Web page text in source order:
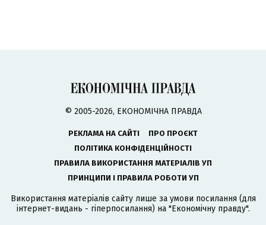
© 2005-2026, ЕКОНОМІЧНА ПРАВДА
РЕКЛАМА НА САЙТІ
ПРО ПРОЄКТ
ПОЛІТИКА КОНФІДЕНЦІЙНОСТІ
ПРАВИЛА ВИКОРИСТАННЯ МАТЕРІАЛІВ УП
ПРИНЦИПИ І ПРАВИЛА РОБОТИ УП
Використання матеріалів сайту лише за умови посилання (для
інтернет-видань - гіперпосилання) на "Економічну правду".